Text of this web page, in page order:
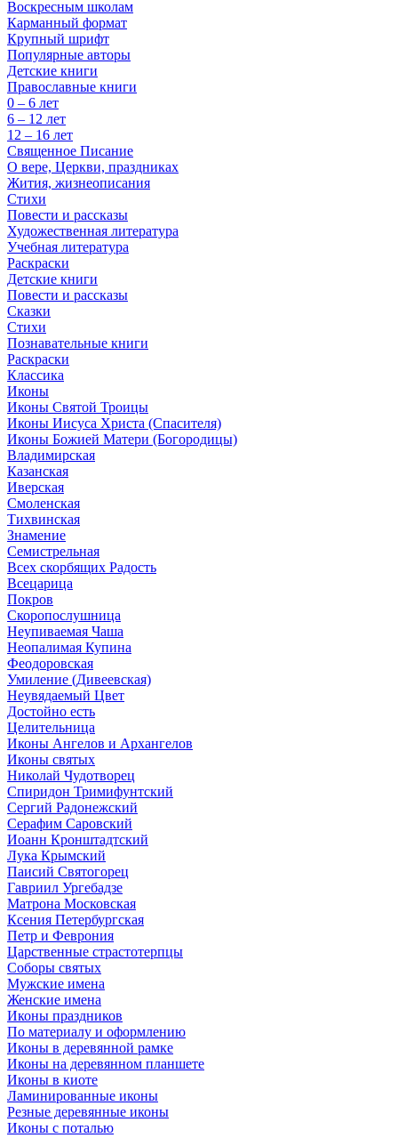
Воскресным школам
Карманный формат
Крупный шрифт
Популярные авторы
Детские книги
Православные книги
0 – 6 лет
6 – 12 лет
12 – 16 лет
Священное Писание
О вере, Церкви, праздниках
Жития, жизнеописания
Стихи
Повести и рассказы
Художественная литература
Учебная литература
Раскраски
Детские книги
Повести и рассказы
Сказки
Стихи
Познавательные книги
Раскраски
Классика
Иконы
Иконы Святой Троицы
Иконы Иисуса Христа (Спасителя)
Иконы Божией Матери (Богородицы)
Владимирская
Казанская
Иверская
Смоленская
Тихвинская
Знамение
Семистрельная
Всех скорбящих Радость
Всецарица
Покров
Скоропослушница
Неупиваемая Чаша
Неопалимая Купина
Феодоровская
Умиление (Дивеевская)
Неувядаемый Цвет
Достойно есть
Целительница
Иконы Ангелов и Архангелов
Иконы святых
Николай Чудотворец
Спиридон Тримифунтский
Сергий Радонежский
Серафим Саровский
Иоанн Кронштадтский
Лука Крымский
Паисий Святогорец
Гавриил Ургебадзе
Матрона Московская
Ксения Петербургская
Петр и Феврония
Царственные страстотерпцы
Соборы святых
Мужские имена
Женские имена
Иконы праздников
По материалу и оформлению
Иконы в деревянной рамке
Иконы на деревянном планшете
Иконы в киоте
Ламинированные иконы
Резные деревянные иконы
Иконы с поталью